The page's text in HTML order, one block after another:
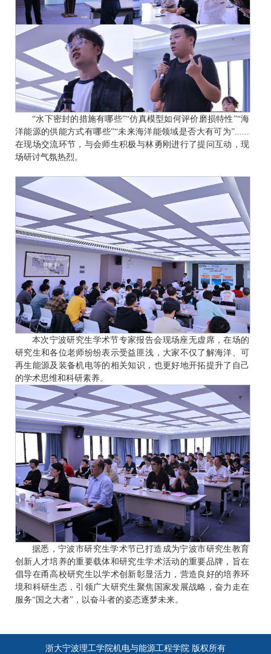
“水下密封的措施有哪些”“仿真模型如何评价磨损特性”“海
洋能源的供能方式有哪些”“未来海洋能领域是否大有可为”......
在现场交流环节，与会师生积极与林勇刚进行了提问互动，现
场研讨气氛热烈。
本次宁波研究生学术节专家报告会现场座无虚席，在场的
研究生和各位老师纷纷表示受益匪浅，大家不仅了解海洋、可
再生能源及装备机电等的相关知识，也更好地开拓提升了自己
的学术思维和科研素养。
据悉，宁波市研究生学术节已打造成为宁波市研究生教育
创新人才培养的重要载体和研究生学术活动的重要品牌，旨在
倡导在甬高校研究生以学术创新彰显活力，营造良好的培养环
境和科研生态，引领广大研究生聚焦国家发展战略，奋力走在
服务“国之大者”，以奋斗者的姿态逐梦未来。
浙大宁波理工学院机电与能源工程学院 版权所有